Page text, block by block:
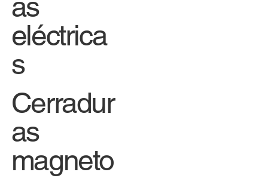
as
eléctrica
s
Cerradur
as
magneto